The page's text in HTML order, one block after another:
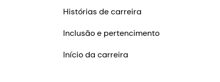
Histórias de carreira
Inclusão e pertencimento
Início da carreira